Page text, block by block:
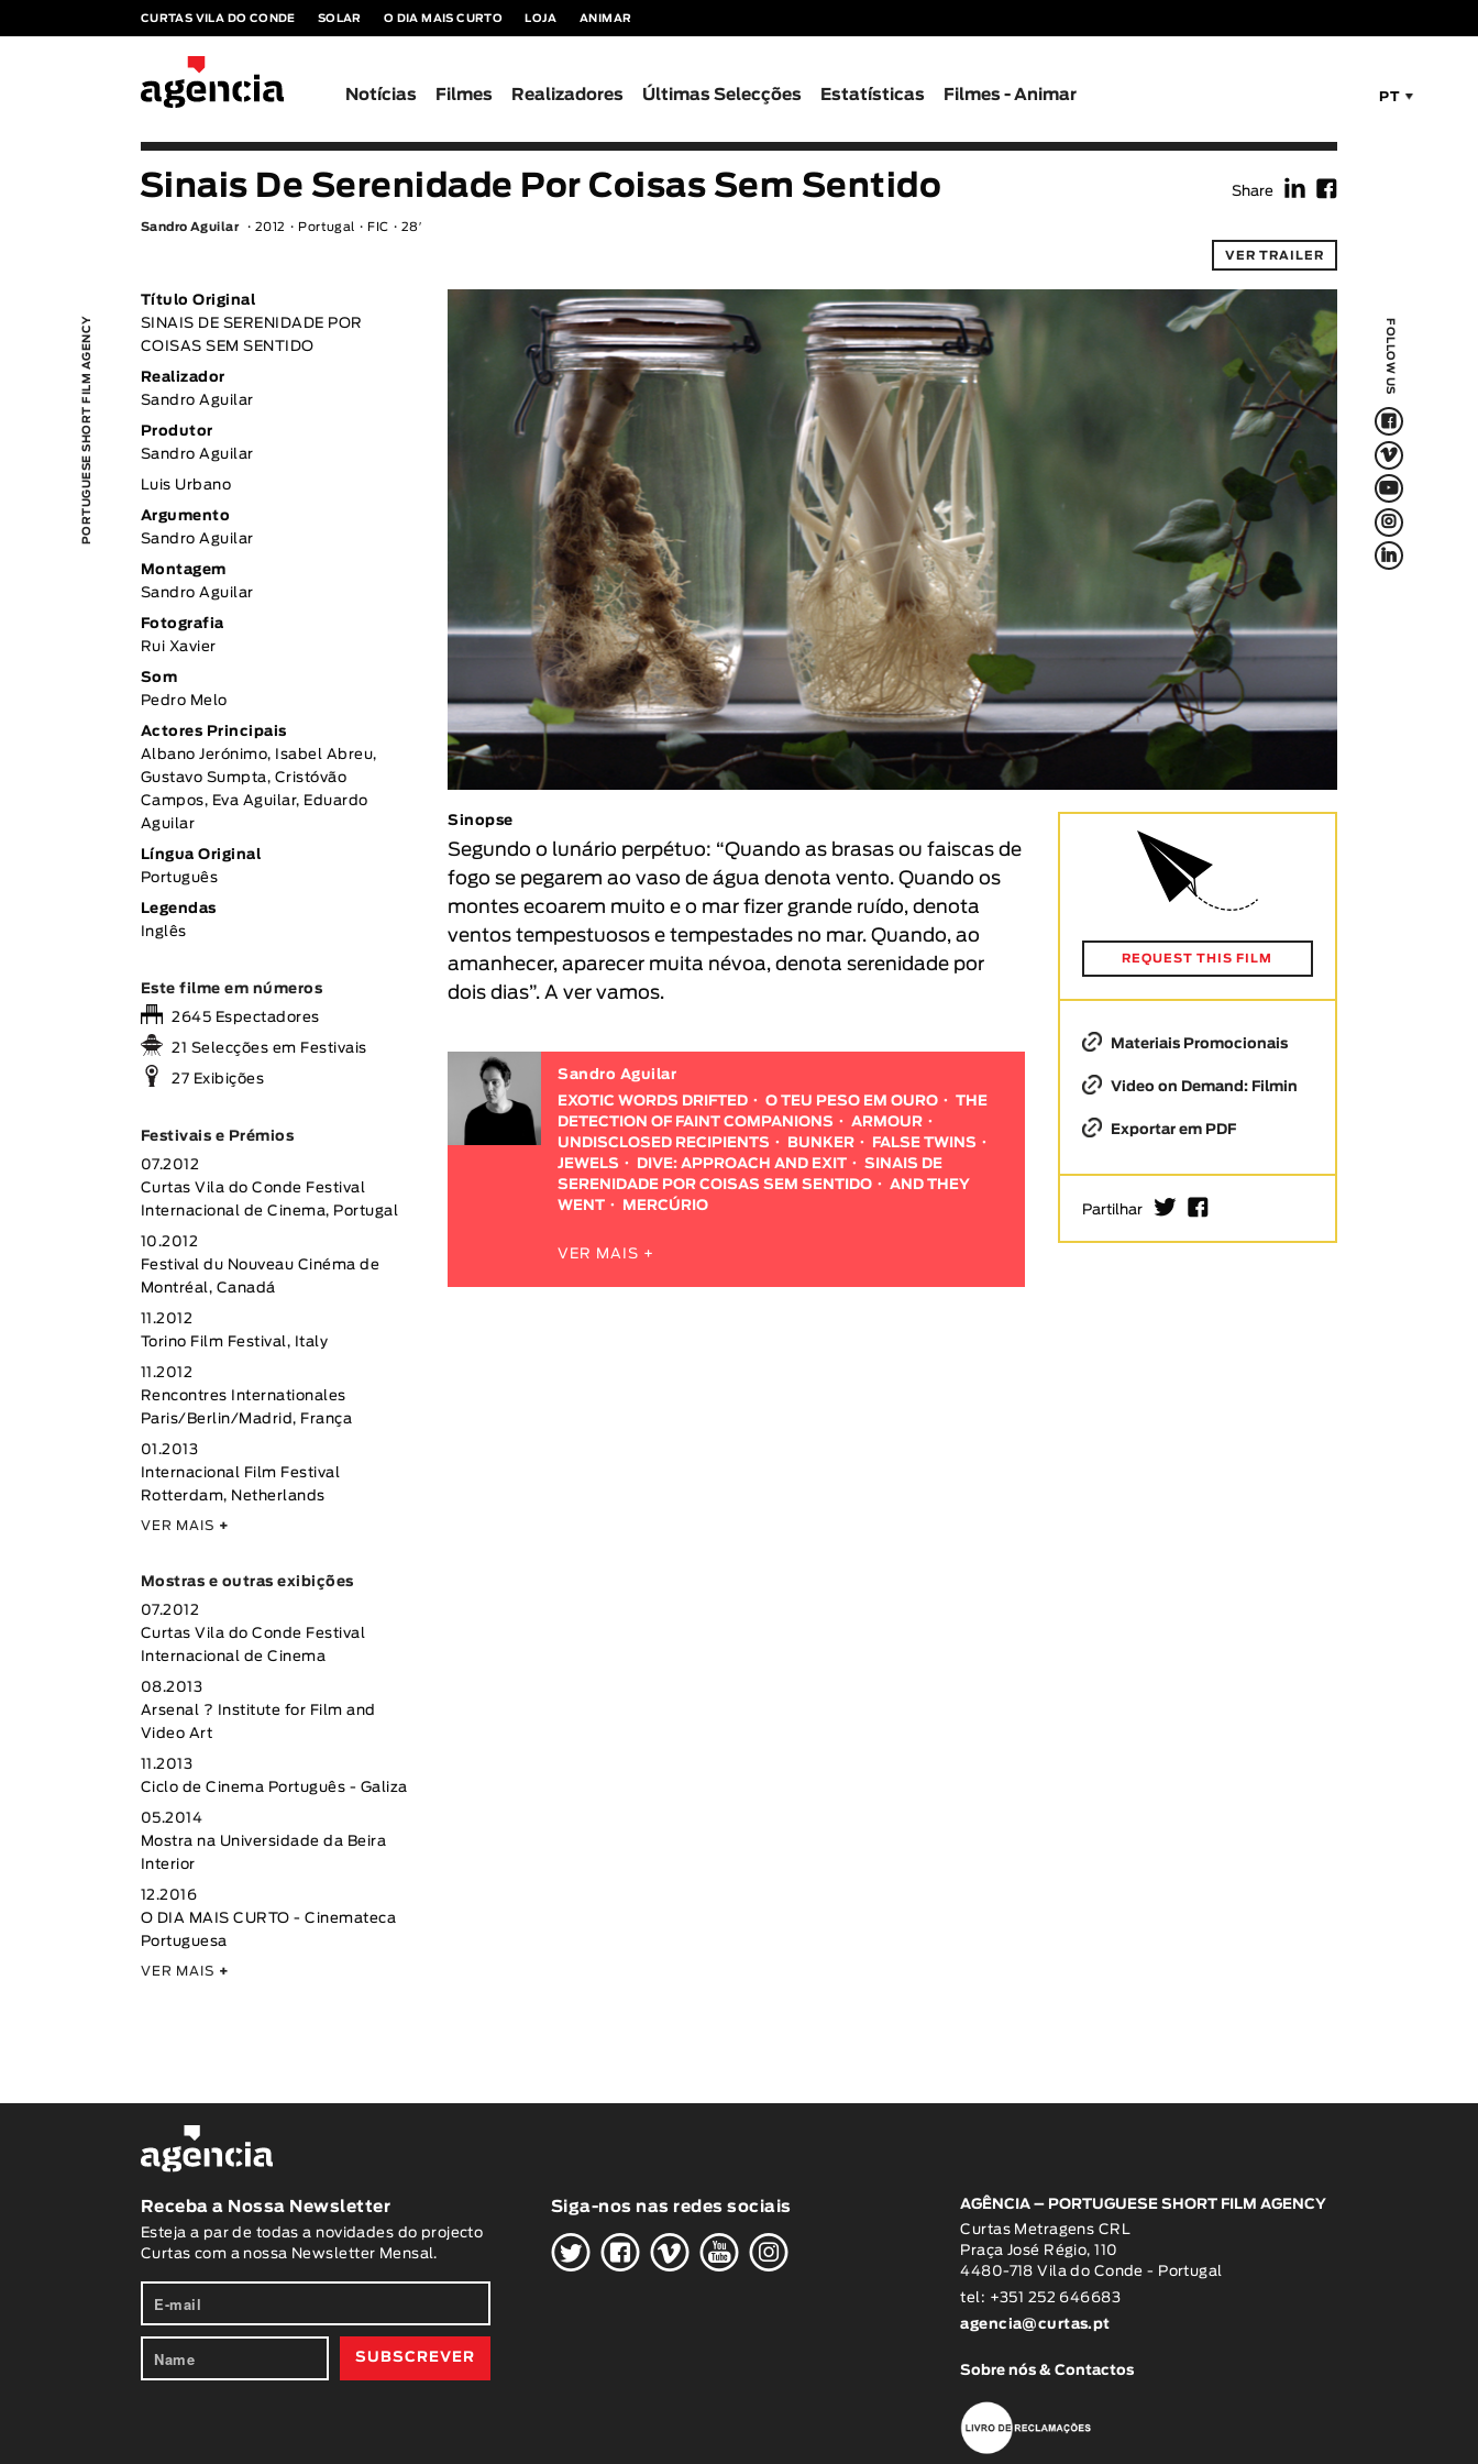
CURTAS VILA DO CONDE SOLAR O DIA MAIS CURTO LOJA ANIMAR
PT
Notícias Filmes Realizadores Últimas Selecções Estatísticas Filmes - Animar
PORTUGUESE SHORT FILM AGENCY FOLLOW US
F
V
Q
L
f
Sinais De Serenidade Por Coisas Sem Sentido
Sandro Aguilar 2012 Portugal FIC 28′
Share f F
VER TRAILER
REQUEST THIS FILM
Materiais Promocionais
Video on Demand: Filmin
Exportar em PDF
Partilhar I F
Sinopse
Segundo o lunário perpétuo: “Quando as brasas ou faiscas de
fogo se pegarem ao vaso de água denota vento. Quando os
montes ecoarem muito e o mar fizer grande ruído, denota
ventos tempestuosos e tempestades no mar. Quando, ao
amanhecer, aparecer muita névoa, denota serenidade por
dois dias”. A ver vamos.
Sandro Aguilar
EXOTIC WORDS DRIFTED
O TEU PESO EM OURO
THE
DETECTION OF FAINT COMPANIONS
ARMOUR
UNDISCLOSED RECIPIENTS
BUNKER
FALSE TWINS
JEWELS
DIVE: APPROACH AND EXIT
SINAIS DE
SERENIDADE POR COISAS SEM SENTIDO
AND THEY
WENT
MERCÚRIO
VER MAIS +
Título Original
SINAIS DE SERENIDADE POR
COISAS SEM SENTIDO
Realizador
Sandro Aguilar
Produtor
Sandro Aguilar
Luis Urbano
Argumento
Sandro Aguilar
Montagem
Sandro Aguilar
Fotografia
Rui Xavier
Som
Pedro Melo
Actores Principais
Albano Jerónimo, Isabel Abreu,
Gustavo Sumpta, Cristóvão
Campos, Eva Aguilar, Eduardo
Aguilar
Língua Original
Português
Legendas
Inglês
Este filme em números
2645 Espectadores
21 Selecções em Festivais
27 Exibições
Festivais e Prémios
07.2012
Curtas Vila do Conde Festival
Internacional de Cinema, Portugal
10.2012
Festival du Nouveau Cinéma de
Montréal, Canadá
11.2012
Torino Film Festival, Italy
11.2012
Rencontres Internationales
Paris/Berlin/Madrid, França
01.2013
Internacional Film Festival
Rotterdam, Netherlands
VER MAIS +
Mostras e outras exibições
07.2012
Curtas Vila do Conde Festival
Internacional de Cinema
08.2013
Arsenal ? Institute for Film and
Video Art
11.2013
Ciclo de Cinema Português - Galiza
05.2014
Mostra na Universidade da Beira
Interior
12.2016
O DIA MAIS CURTO - Cinemateca
Portuguesa
VER MAIS +
Receba a Nossa Newsletter
Esteja a par de todas a novidades do projecto
Curtas com a nossa Newsletter Mensal.
Siga-nos nas redes sociais
HGWOK
AGÊNCIA – PORTUGUESE SHORT FILM AGENCY
Curtas Metragens CRL
Praça José Régio, 110
4480-718 Vila do Conde - Portugal
tel: +351 252 646683
agencia@curtas.pt
Sobre nós & Contactos